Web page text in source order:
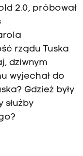
2.0, próbował
rządu Tuska
dziwnym
wyjechał do
Gdzież były
służby